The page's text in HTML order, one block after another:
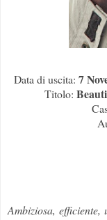
Data di uscita: 7
Titolo:
Ambiziosa,